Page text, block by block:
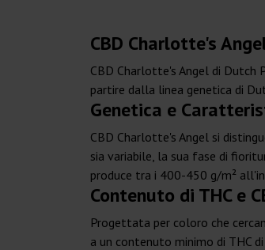
CBD Charlotte's
CBD Charlotte's Angel di Dutch
partire dalla linea genetica di
Genetica e
CBD Charlotte's Angel si
sia variabile, la sua fase di
produce tra i 400-450 g/m²
Contenuto di THC e
Progettata per coloro che
a un contenuto minimo di THC